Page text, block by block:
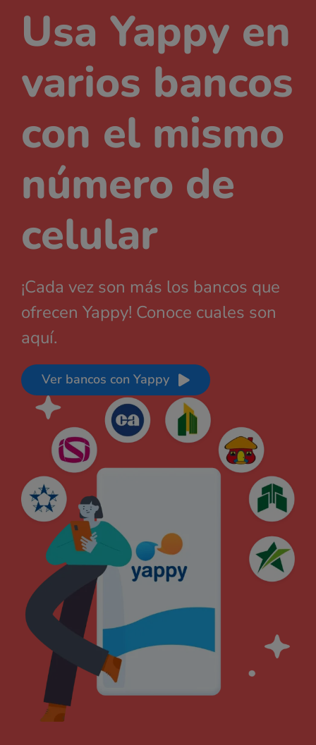
Usa Yappy en
varios bancos
con el mismo
número de
celular
¡Cada vez son más los bancos que
ofrecen Yappy! Conoce cuales son
aquí.
Ver bancos con Yappy